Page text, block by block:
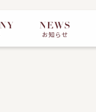
お知らせ